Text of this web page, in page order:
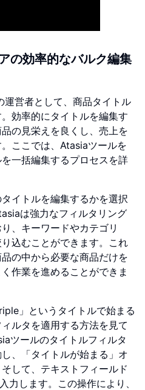
の効率的なバルク編集
営者として、商品タイトル
効率的にタイトルを編集す
の見栄えを良くし、売上を
ここでは、Atasiaツールを
一括編集するプロセスを詳
イトルを編集するかを選択
は強力なフィルタリング
、キーワードやカテゴリ
込むことができます。これ
の中から必要な商品だけを
作業を進めることができま
」というタイトルで始まる
ルタを適用する方法を見て
ツールのタイトルフィルタ
、「タイトルが始まる」オ
して、テキストフィールド
力します。この操作により、